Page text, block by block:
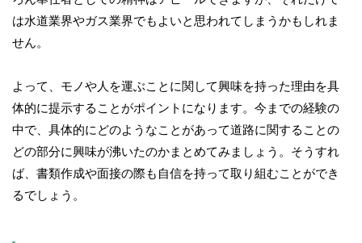
は水道業界やガス業界でもよいと思われてしまうかもしれま
せん。
よって、モノや人を運ぶことに関して興味を持った理由を具
体的に提示することがポイントになります。今までの経験の
中で、具体的にどのようなことがあって道路に関することの
どの部分に興味が沸いたのかまとめてみましょう。そうすれ
ば、書類作成や面接の際も自信を持って取り組むことができ
るでしょう。